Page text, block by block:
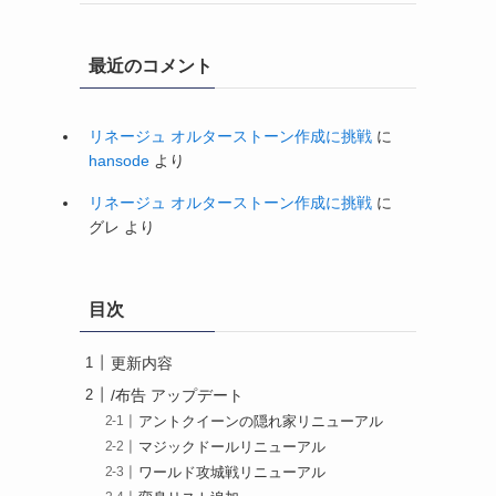
最近のコメント
リネージュ オルターストーン作成に挑戦 に
hansode より
リネージュ オルターストーン作成に挑戦 に
グレ より
目次
更新内容
/布告 アップデート
アントクイーンの隠れ家リニューアル
マジックドールリニューアル
ワールド攻城戦リニューアル